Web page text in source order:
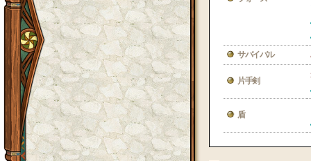
サバイバル
片手剣
盾